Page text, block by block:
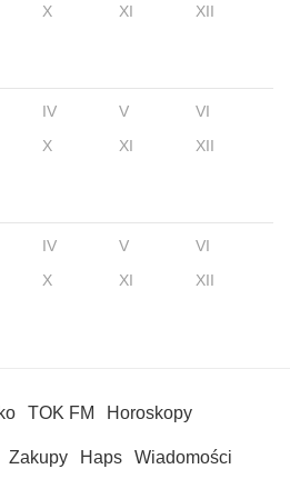
X XI XII
IV V
VI
X XI XII
IV V
VI
X XI XII
TOK FM Horoskopy
Zakupy Haps Wiadomości